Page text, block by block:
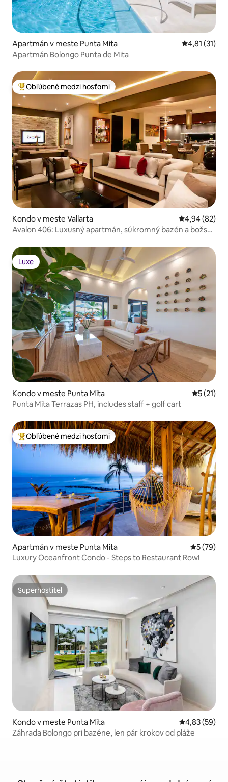
Apartmán v meste Punta Mita Priemerné
4,81 (31)
Apartmán Bolongo Punta de Mita
Najobľúbenejšie medzi hosťami
Obľúbené medzi hosťami
Kondo v meste Vallarta Priemerné
4,94 (82)
Avalon 406: Luxusný apartmán, súkromný bazén a božský
Luxe
Luxe
Kondo v meste Punta Mita
5 (21)
Punta Mita Terrazas PH, includes staff + golf cart
Najobľúbenejšie medzi hosťami
Obľúbené medzi hosťami
Apartmán v meste Punta Mita
5 (79)
Luxury Oceanfront Condo - Steps to Restaurant Row!
Superhostiteľ
Superhostiteľ
Kondo v meste Punta Mita Priemerné
4,83 (59)
Záhrada Bolongo pri bazéne, len pár krokov od pláže